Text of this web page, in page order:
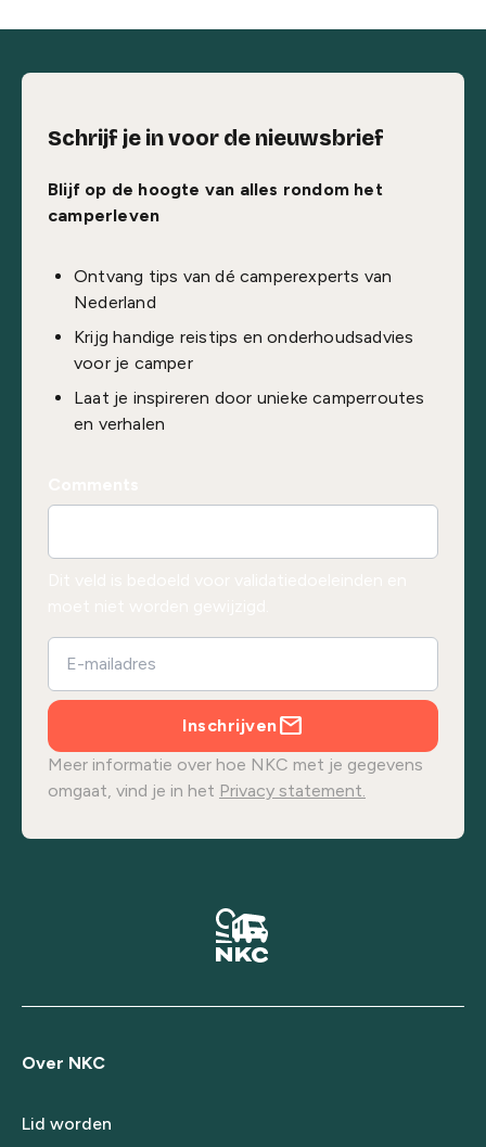
Schrijf je in voor de nieuwsbrief
Blijf op de hoogte van alles rondom het
camperleven
Ontvang tips van dé camperexperts van
Nederland
Krijg handige reistips en onderhoudsadvies
voor je camper
Laat je inspireren door unieke camperroutes
en verhalen
Inschrijven
Meer informatie over hoe NKC met je gegevens
omgaat, vind je in het Privacy statement.
Over NKC
Lid worden